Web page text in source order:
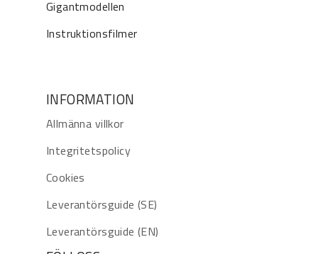
Gigantmodellen
Instruktionsfilmer
INFORMATION
Allmänna villkor
Integritetspolicy
Cookies
Leverantörsguide (SE)
Leverantörsguide (EN)